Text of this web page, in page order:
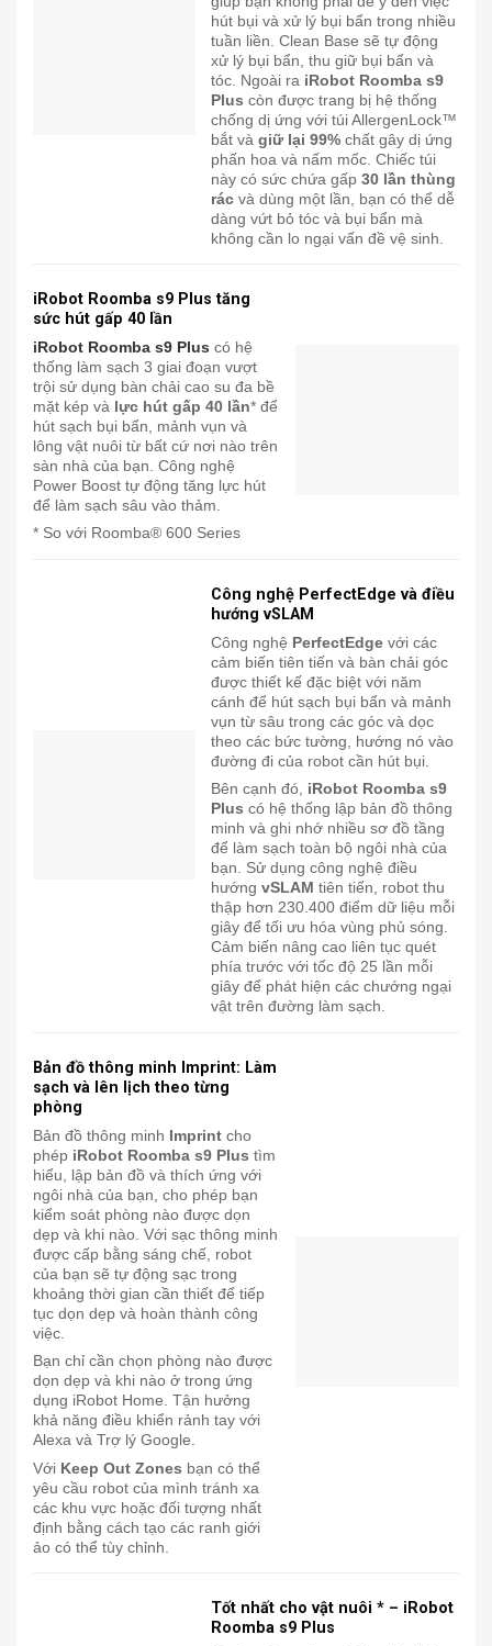
hút bụi và xử lý bụi bẩn trong nhiều
tuần liền. Clean Base sẽ tự động
xử lý bụi bẩn, thu giữ bụi bẩn và
tóc. Ngoài ra iRobot Roomba s9
Plus còn được trang bị hệ thống
chống dị ứng với túi AllergenLock™
bắt vàgiữ lại 99% chất gây dị ứng
phấn hoa và nấm mốc. Chiếc túi
này có sức chứa gấp30 lần thùng
rác và dùng một lần, bạn có thể dễ
dàng vứt bỏ tóc và bụi bẩn mà
không cần lo ngại vấn đề vệ sinh.
iRobot Roomba s9 Plus tăng
sức hút gấp 40 lần
iRobot Roomba s9 Plus có hệ
thống làm sạch 3 giai đoạn vượt
trội sử dụng bàn chải cao su đa bề
mặt kép và lực hút gấp 40 lần* để
hút sạch bụi bẩn, mảnh vụn và
lông vật nuôi từ bất cứ nơi nào trên
sàn nhà của bạn. Công nghệ
Power Boost tự động tăng lực hút
để làm sạch sâu vào thảm.
* So với Roomba® 600 Series
Công nghệ PerfectEdge và điều
hướng vSLAM
Công nghệ PerfectEdge với các
cảm biến tiên tiến và bàn chải góc
được thiết kế đặc biệt với năm
cánh để hút sạch bụi bẩn và mảnh
vụn từ sâu trong các góc và dọc
theo các bức tường, hướng nó vào
đường đi của robot cần hút bụi.
Bên cạnh đó, iRobot Roomba s9
Plus có hệ thống lập bản đồ thông
minh và ghi nhớ nhiều sơ đồ tầng
để làm sạch toàn bộ ngôi nhà của
bạn. Sử dụng công nghệ điều
hướngvSLAM tiên tiến, robot thu
thập hơn 230.400 điểm dữ liệu mỗi
giây để tối ưu hóa vùng phủ sóng.
Cảm biến nâng cao liên tục quét
phía trước với tốc độ 25 lần mỗi
giây để phát hiện các chướng ngại
vật trên đường làm sạch.
Bản đồ thông minh Imprint: Làm
sạch và lên lịch theo từng
phòng
Bản đồ thông minh Imprint cho
phép iRobot Roomba s9 Plus tìm
hiểu, lập bản đồ và thích ứng với
ngôi nhà của bạn, cho phép bạn
kiểm soát phòng nào được dọn
dẹp và khi nào. Với sạc thông minh
được cấp bằng sáng chế, robot
của bạn sẽ tự động sạc trong
khoảng thời gian cần thiết để tiếp
tục dọn dẹp và hoàn thành công
việc.
Bạn chỉ cần chọn phòng nào được
dọn dẹp và khi nào ở trong ứng
dụng iRobot Home. Tận hưởng
khả năng điều khiển rảnh tay với
Alexa và Trợ lý Google.
Với Keep Out Zones bạn có thể
yêu cầu robot của mình tránh xa
các khu vực hoặc đối tượng nhất
định bằng cách tạo các ranh giới
ảo có thể tùy chỉnh.
Tốt nhất cho vật nuôi * – iRobot
Roomba s9 Plus